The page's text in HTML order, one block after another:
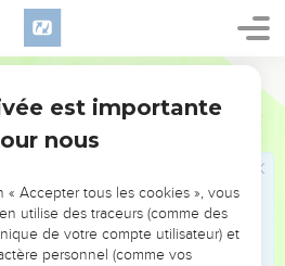
celui qui s’est engagé au
vœu ; et tels sont les présents
à cette occasion. S’il a les
dons, il le peut ; mais il doit en
:
est importante
nous
« Accepter tous les cookies », vous
utilise des traceurs (comme des
de votre compte utilisateur) et
personnel (comme vos